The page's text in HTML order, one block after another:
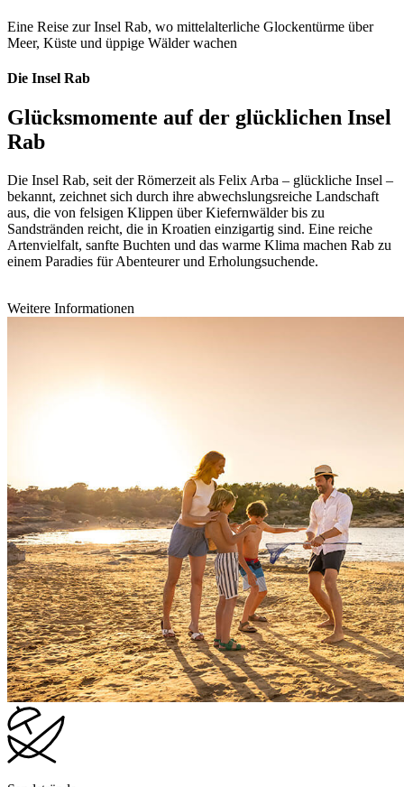
Eine Reise zur Insel Rab, wo mittelalterliche Glockentürme über
Meer, Küste und üppige Wälder wachen
Die Insel Rab
Glücksmomente auf der glücklichen Insel
Rab
Die Insel Rab, seit der Römerzeit als Felix Arba – glückliche Insel –
bekannt, zeichnet sich durch ihre abwechslungsreiche Landschaft
aus, die von felsigen Klippen über Kiefernwälder bis zu
Sandstränden reicht, die in Kroatien einzigartig sind. Eine reiche
Artenvielfalt, sanfte Buchten und das warme Klima machen Rab zu
einem Paradies für Abenteurer und Erholungsuchende.
Weitere Informationen